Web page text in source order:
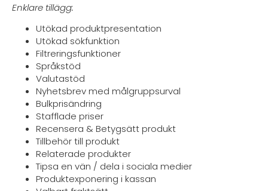
Enklare tillägg:
Utökad produktpresentation
Utökad sökfunktion
Filtreringsfunktioner
Språkstöd
Valutastöd
Nyhetsbrev med målgruppsurval
Bulkprisändring
Stafflade priser
Recensera & Betygsätt produkt
Tillbehör till produkt
Relaterade produkter
Tipsa en vän / dela i sociala medier
Produktexponering i kassan